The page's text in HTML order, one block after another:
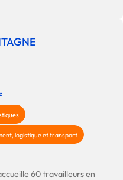
logistique et transport
60 travailleurs en